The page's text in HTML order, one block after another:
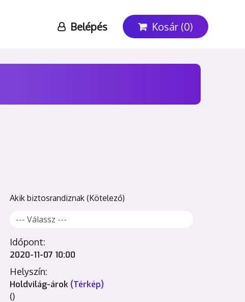
Belépés Kosár (0)
Akik biztosrandiznak
Időpont:
2020-11-07 10:00
Helyszín:
Holdvilág-árok (Térkép)
()